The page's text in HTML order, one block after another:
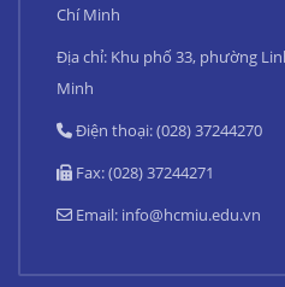
Chí Minh
Địa chỉ: Khu phố 33, phường
Minh
Điện thoại: (028) 37244270
Fax: (028) 37244271
Email: info@hcmiu.edu.vn